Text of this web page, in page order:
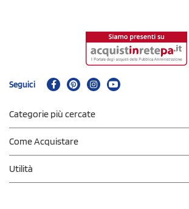
Seguici
Categorie più cercate
Come Acquistare
Utilità